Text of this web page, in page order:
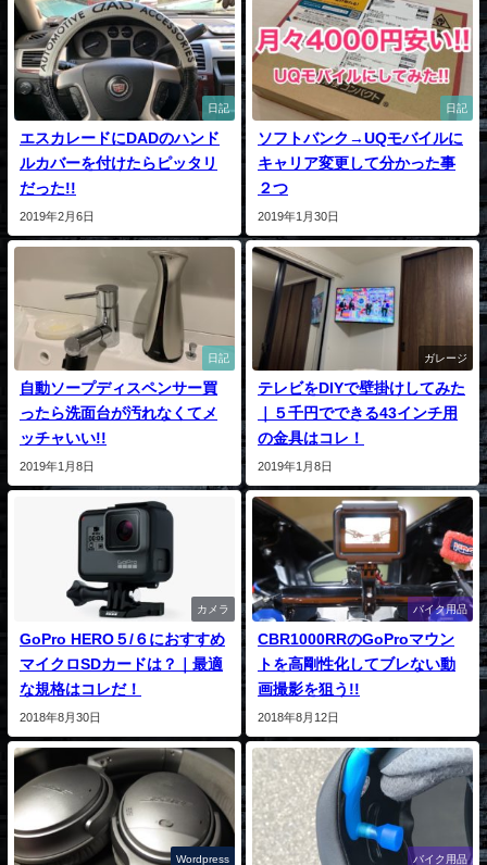
日記
エスカレードにDADのハンド
ルカバーを付けたらピッタリ
だった!!
2019年2月6日
日記
ソフトバンク→UQモバイルに
キャリア変更して分かった事
２つ
2019年1月30日
日記
自動ソープディスペンサー買
ったら洗面台が汚れなくてメ
ッチャいい!!
2019年1月8日
ガレージ
テレビをDIYで壁掛けしてみた
｜５千円でできる43インチ用
の金具はコレ！
2019年1月8日
カメラ
GoPro HERO５/６におすすめ
マイクロSDカードは？｜最適
な規格はコレだ！
2018年8月30日
バイク用品
CBR1000RRのGoProマウン
トを高剛性化してブレない動
画撮影を狙う!!
2018年8月12日
Wordpress バイク用品